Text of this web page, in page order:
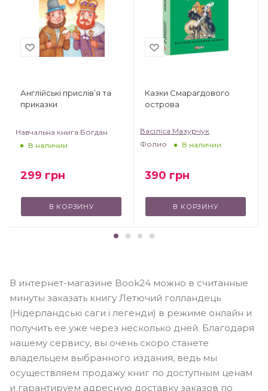
Англійські прислів’я та
приказки
Навчальна книга Богдан
В наличии
299 грн
В КОРЗИНУ
Казки Смарагдового
острова
Васіліса Мазурчук
Фолио
В наличии
390 грн
В КОРЗИНУ
В интернет-магазине Book24 можно в считанные
минуты заказать книгу Летючий голландець
(Нідерландські саги і легенди) в режиме онлайн и
получить ее уже через несколько дней. Благодаря
нашему сервису, вы очень скоро станете
владельцем выбранного издания, ведь мы
осуществляем продажу книг по доступным ценам
и гарантируем адресную доставку заказов по